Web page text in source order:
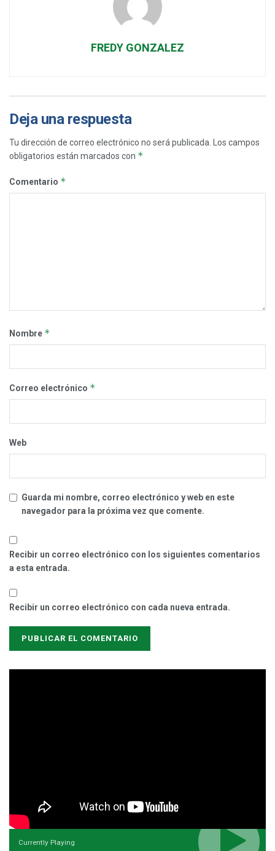
FREDY GONZALEZ
Deja una respuesta
Tu dirección de correo electrónico no será publicada.
Los campos
obligatorios están marcados con *
Comentario *
Nombre *
Correo electrónico *
Web
Guarda mi nombre, correo electrónico y web en este
navegador para la próxima vez que comente.
Recibir un correo electrónico con los siguientes comentarios
a esta entrada.
Recibir un correo electrónico con cada nueva entrada.
Currently Playing